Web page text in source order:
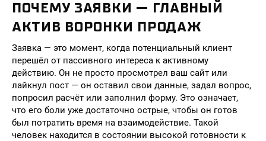
ПОЧЕМУ ЗАЯВКИ — ГЛАВНЫЙ
АКТИВ ВОРОНКИ ПРОДАЖ
Заявка — это момент, когда потенциальный клиент
перешёл от пассивного интереса к активному
действию. Он не просто просмотрел ваш сайт или
лайкнул пост — он оставил свои данные, задал вопрос,
попросил расчёт или заполнил форму. Это означает,
что его боли уже достаточно острые, чтобы он готов
был потратить время на взаимодействие. Такой
человек находится в состоянии высокой готовности к